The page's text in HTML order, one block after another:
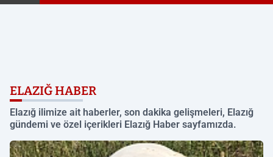
ELAZIĞ HABER
Elazığ ilimize ait haberler, son dakika gelişmeleri, Elazığ
gündemi ve özel içerikleri Elazığ Haber sayfamızda.